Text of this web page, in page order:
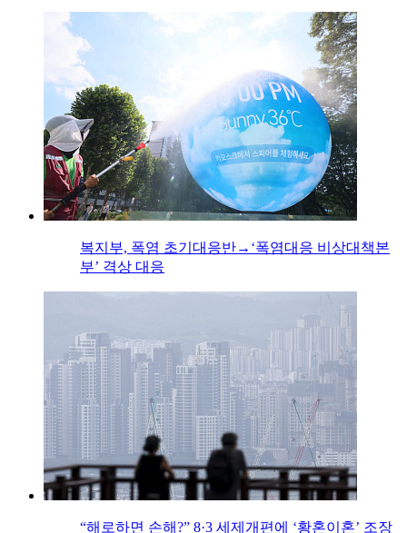
복지부, 폭염 초기대응반→‘폭염대응 비상대책본
부’ 격상 대응
“해로하면 손해?” 8·3 세제개편에 ‘황혼이혼’ 조장